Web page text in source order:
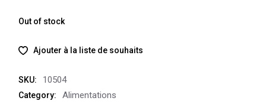
Out of stock
Ajouter à la liste de souhaits
SKU: 10504
Category: Alimentations